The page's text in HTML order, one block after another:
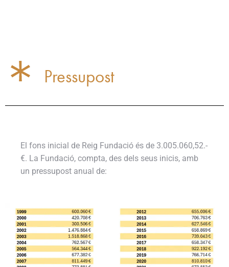
Pressupost
El fons inicial de Reig Fundació és de 3.005.060,52.-
€. La Fundació, compta, des dels seus inicis, amb
un pressupost anual de: